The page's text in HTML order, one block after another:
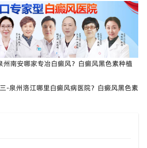
州南安哪家专冶白癜风？白癜风黑色素种植
-泉州洛江哪里白癜风病医院？白癜风黑色素